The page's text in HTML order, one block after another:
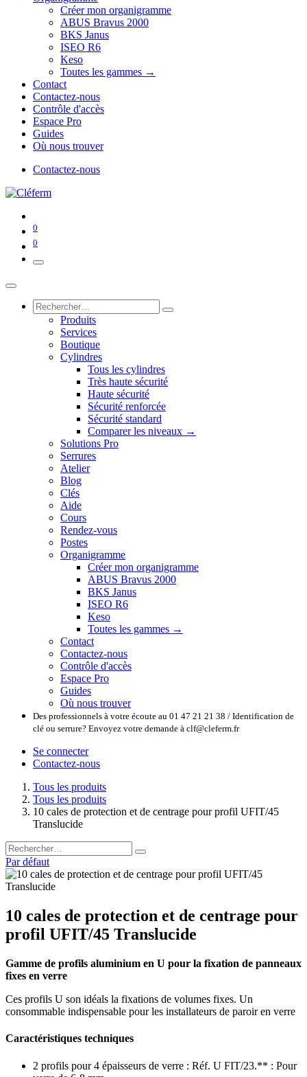
Créer mon organigramme
ABUS Bravus 2000
BKS Janus
ISEO R6
Keso
Toutes les gammes →
Contact
Contactez-nous
Contrôle d'accès
Espace Pro
Guides
Où nous trouver
Contactez-nous
0
0
Produits
Services
Boutique
Cylindres
Tous les cylindres
Très haute sécurité
Haute sécurité
Sécurité renforcée
Sécurité standard
Comparer les niveaux →
Solutions Pro
Serrures
Atelier
Blog
Clés
Aide
Cours
Rendez-vous
Postes
Organigramme
Créer mon organigramme
ABUS Bravus 2000
BKS Janus
ISEO R6
Keso
Toutes les gammes →
Contact
Contactez-nous
Contrôle d'accès
Espace Pro
Guides
Où nous trouver
Des professionnels à votre écoute au 01 47 21 21 38 / Identification de
clé ou serrure? Envoyez votre demande à clf@cleferm.fr
Se connecter
Contactez-nous
Tous les produits
Tous les produits
10 cales de protection et de centrage pour profil UFIT/45
Translucide
Par défaut
10 cales de protection et de centrage pour
profil UFIT/45 Translucide
Gamme de profils aluminium en U pour la fixation de panneaux
fixes en verre
Ces profils U son idéals la fixations de volumes fixes. Un
consommable indispensable pour les installateurs de paroir en verre
Caractéristiques techniques
2 profils pour 4 épaisseurs de verre : Réf. U FIT/23.** : Pour